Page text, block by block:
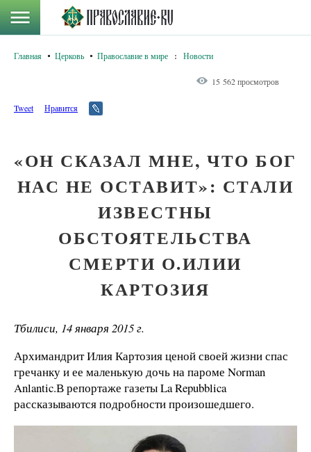
Главная Церковь Православие в мире : Новости
15 562 просмотров
Tweet Нравится
«ОН СКАЗАЛ МНЕ, ЧТО БОГ
НАС НЕ ОСТАВИТ»: СТАЛИ
ИЗВЕСТНЫ
ОБСТОЯТЕЛЬСТВА
СМЕРТИ О.ИЛИИ
КАРТОЗИЯ
Тбилиси, 14 января 2015 г.
Архимандрит Илия Картозия ценой своей жизни спас
гречанку и ее маленькую дочь на пароме Norman
Anlantic.В репортаже газетыLa Repubblica
рассказываются подробности произошедшего.